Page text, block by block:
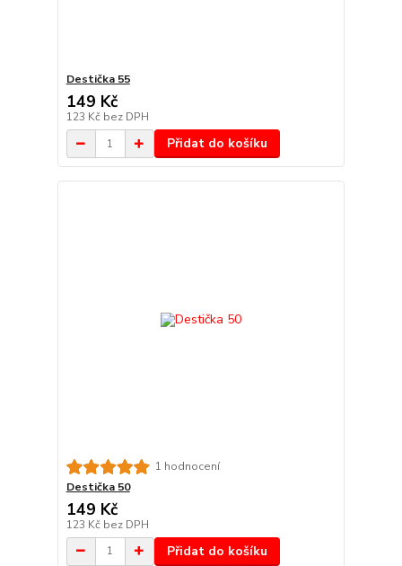
Destička 55
149 Kč
123 Kč bez DPH
Přidat do košíku
1 hodnocení
Destička 50
149 Kč
123 Kč bez DPH
Přidat do košíku